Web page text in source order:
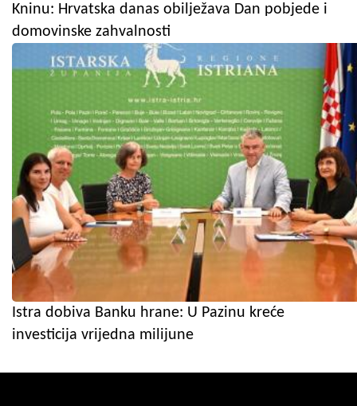
Kninu: Hrvatska danas obilježava Dan pobjede i
domovinske zahvalnosti
Istra dobiva Banku hrane: U Pazinu kreće
investicija vrijedna milijune